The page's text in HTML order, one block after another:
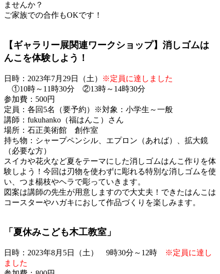
ませんか？
ご家族での合作もOKです！
【ギャラリー展関連ワークショップ】消しゴムは
んこを体験しよう！
日時：2023年7月29日（土）
※定員に達しました
①10時～11時30分 ②13時～14時30分
参加費：500円
定員：各回5名（要予約）※対象：小学生～一般
講師：fukuhanko（福はんこ）さん
場所：石正美術館 創作室
持ち物：シャープペンシル、エプロン（あれば）、拡大鏡
（必要な方）
スイカや花火など夏をテーマにした消しゴムはんこ作りを体
験しよう！今回は刃物を使わずに彫れる特別な消しゴムを使
い、つま楊枝やヘラで彫っていきます。
図案は講師の先生が用意しますので大丈夫！できたはんこは
コースターやハガキにおして作品づくりを楽しみます。
「夏休みこども木工教室」
日時：2023年8月5日（土） 9時30分～12時
※定員に達し
ました